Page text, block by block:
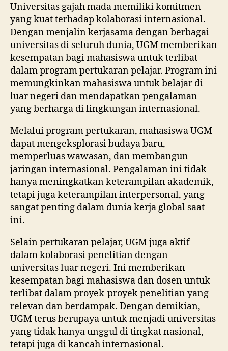
Universitas gajah mada memiliki komitmen
yang kuat terhadap kolaborasi internasional.
Dengan menjalin kerjasama dengan berbagai
universitas di seluruh dunia, UGM memberikan
kesempatan bagi mahasiswa untuk terlibat
dalam program pertukaran pelajar. Program ini
memungkinkan mahasiswa untuk belajar di
luar negeri dan mendapatkan pengalaman
yang berharga di lingkungan internasional.
Melalui program pertukaran, mahasiswa UGM
dapat mengeksplorasi budaya baru,
memperluas wawasan, dan membangun
jaringan internasional. Pengalaman ini tidak
hanya meningkatkan keterampilan akademik,
tetapi juga keterampilan interpersonal, yang
sangat penting dalam dunia kerja global saat
ini.
Selain pertukaran pelajar, UGM juga aktif
dalam kolaborasi penelitian dengan
universitas luar negeri. Ini memberikan
kesempatan bagi mahasiswa dan dosen untuk
terlibat dalam proyek-proyek penelitian yang
relevan dan berdampak. Dengan demikian,
UGM terus berupaya untuk menjadi universitas
yang tidak hanya unggul di tingkat nasional,
tetapi juga di kancah internasional.